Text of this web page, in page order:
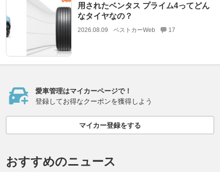
用されたベンタス プライム4ってどん
なタイヤなの？
2026.08.09 ベストカーWeb 17
愛車管理はマイカーページで！
登録してお得なクーポンを獲得しよう
マイカー登録をする
おすすめのニュース